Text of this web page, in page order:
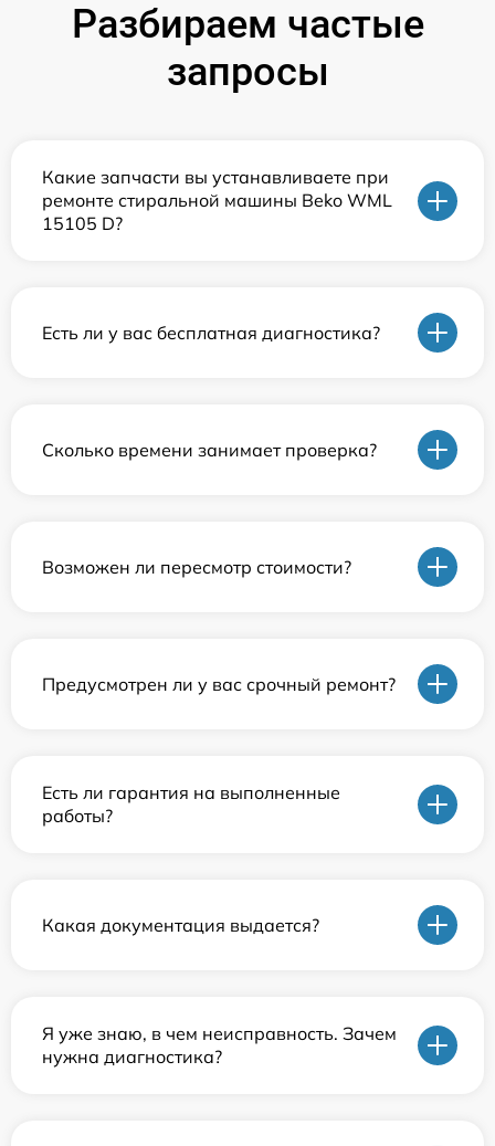
Разбираем частые
запросы
Какие запчасти вы устанавливаете при
ремонте стиральной машины Beko WML
15105 D?
Есть ли у вас бесплатная диагностика?
Сколько времени занимает проверка?
Возможен ли пересмотр стоимости?
Предусмотрен ли у вас срочный ремонт?
Есть ли гарантия на выполненные
работы?
Какая документация выдается?
Я уже знаю, в чем неисправность. Зачем
нужна диагностика?